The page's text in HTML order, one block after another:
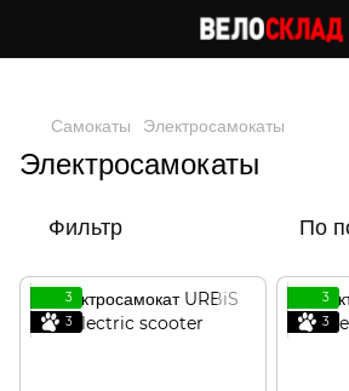
Самокаты Электросамокаты
Электросамокаты
Фильтр По
3
3
3
3